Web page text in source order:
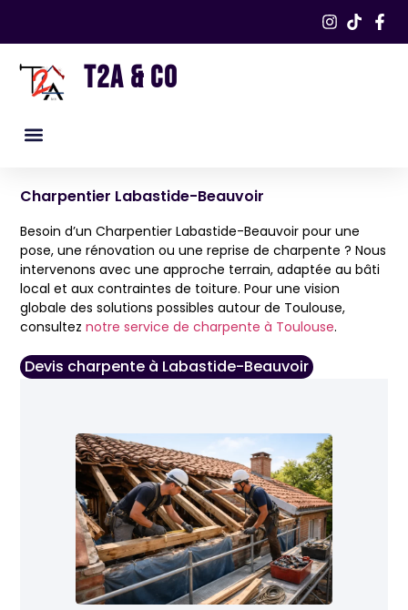
T2A & CO
Charpentier Labastide-Beauvoir
Besoin d’un Charpentier Labastide-Beauvoir pour une
pose, une rénovation ou une reprise de charpente ? Nous
intervenons avec une approche terrain, adaptée au bâti
local et aux contraintes de toiture. Pour une vision
globale des solutions possibles autour de Toulouse,
consulteznotre service de charpente à Toulouse.
Devis charpente à Labastide-Beauvoir